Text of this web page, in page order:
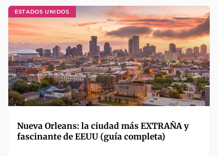
ESTADOS UNIDOS
Nueva Orleans: la ciudad más EXTRAÑA y
fascinante de EEUU (guía completa)